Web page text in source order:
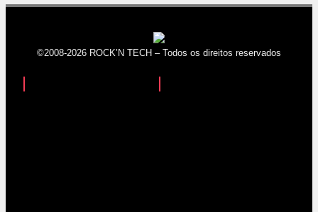
©2008-2026 ROCK’N TECH – Todos os direitos reservados